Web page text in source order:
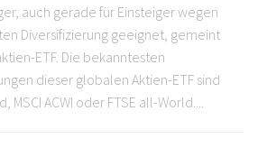
auch gerade für Einsteiger wegen
Diversifizierung geeignet, gemeint
ETF. Die bekanntesten
dieser globalen Aktien-ETF sind
MSCI ACWI oder FTSE all-World....